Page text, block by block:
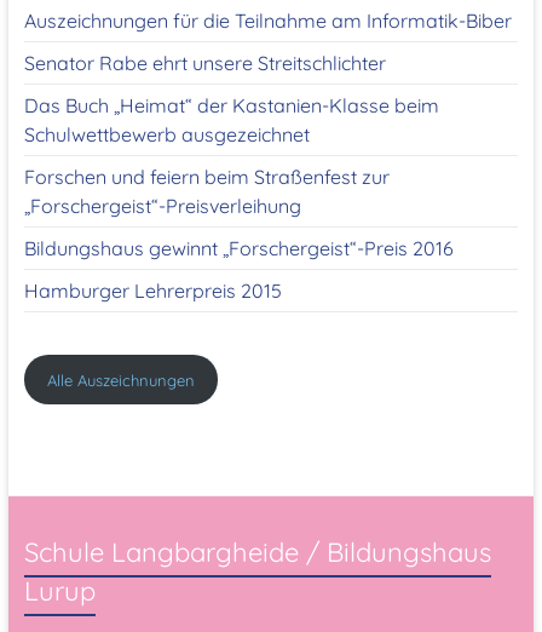
Auszeichnungen für die Teilnahme am Informatik-Biber
Senator Rabe ehrt unsere Streitschlichter
Das Buch „Heimat“ der Kastanien-Klasse beim
Schulwettbewerb ausgezeichnet
Forschen und feiern beim Straßenfest zur
„Forschergeist“-Preisverleihung
Bildungshaus gewinnt „Forschergeist“-Preis 2016
Hamburger Lehrerpreis 2015
Alle Auszeichnungen
Schule Langbargheide / Bildungshaus
Lurup